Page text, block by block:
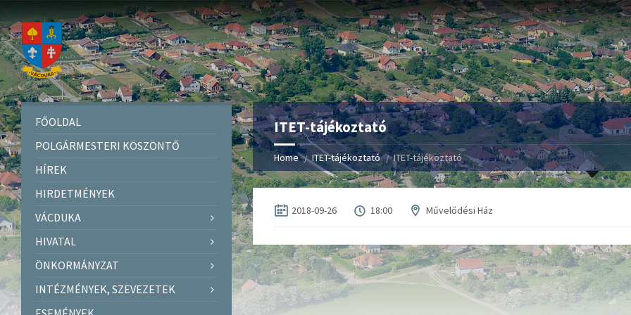
ITET-tájékoztató
Home ITET-tájékoztató ITET-tájékoztató
2018-09-26 18:00 Művelődési Ház
FŐOLDAL
POLGÁRMESTERI KÖSZÖNTŐ
HÍREK
HIRDETMÉNYEK
VÁCDUKA
HIVATAL
ÖNKORMÁNYZAT
INTÉZMÉNYEK, SZEVEZETEK